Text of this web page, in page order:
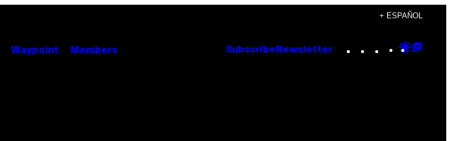
+ ESPAÑOL
Waypoint Members Subscribe Newsletter Instagram
TikTok
YouTube
Google